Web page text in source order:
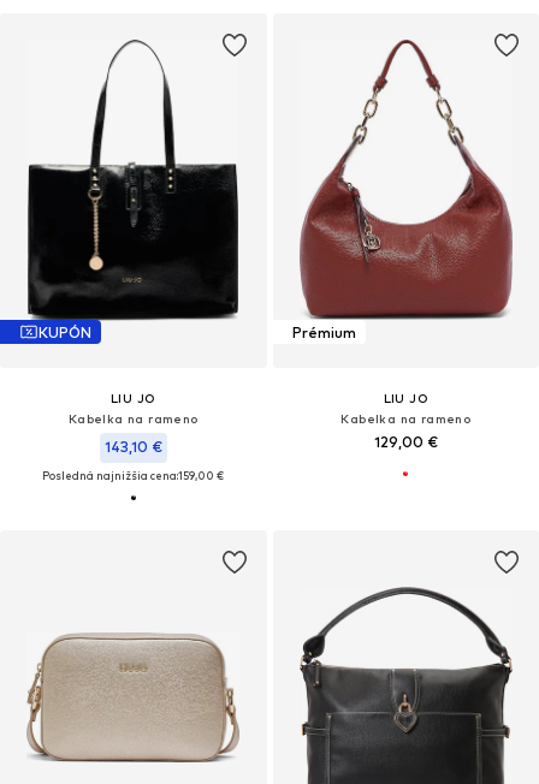
KUPÓN
LIU JO
Kabelka na rameno
143,10 €
Posledná najnižšia cena:159,00 €
Prémium
LIU JO
Kabelka na rameno
129,00 €